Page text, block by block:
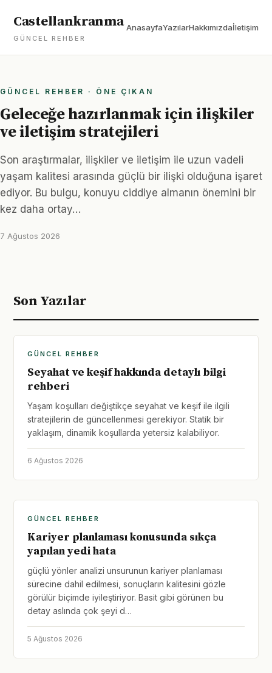
Castellankranma
GÜNCEL REHBER
AnasayfaYazılarHakkımızdaİletişim
GÜNCEL REHBER · ÖNE ÇIKAN
Geleceğe hazırlanmak için ilişkiler
ve iletişim stratejileri
Son araştırmalar, ilişkiler ve iletişim ile uzun vadeli
yaşam kalitesi arasında güçlü bir ilişki olduğuna işaret
ediyor. Bu bulgu, konuyu ciddiye almanın önemini bir
kez daha ortay…
7 Ağustos 2026
Son Yazılar
GÜNCEL REHBER
Seyahat ve keşif hakkında detaylı bilgi
rehberi
Yaşam koşulları değiştikçe seyahat ve keşif ile ilgili
stratejilerin de güncellenmesi gerekiyor. Statik bir
yaklaşım, dinamik koşullarda yetersiz kalabiliyor.
6 Ağustos 2026
GÜNCEL REHBER
Kariyer planlaması konusunda sıkça
yapılan yedi hata
güçlü yönler analizi unsurunun kariyer planlaması
sürecine dahil edilmesi, sonuçların kalitesini gözle
görülür biçimde iyileştiriyor. Basit gibi görünen bu
detay aslında çok şeyi d…
5 Ağustos 2026